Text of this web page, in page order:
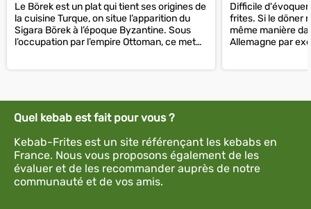
Le Börek est un plat qui tient ses origines de
la cuisine Turque, on situe l’apparition du
Sigara Börek à l’époque Byzantine. Sous
l’occupation par l’empire Ottoman, ce met
Difficile d'évoquer
frites. Si le döner
même manière
Allemagne par
Quel kebab est fait pour vous ?
Kebab-Frites est un site référençant les kebabs en
France. Nous vous proposons également de les
évaluer et de les recommander auprès de notre
communauté et de vos amis.